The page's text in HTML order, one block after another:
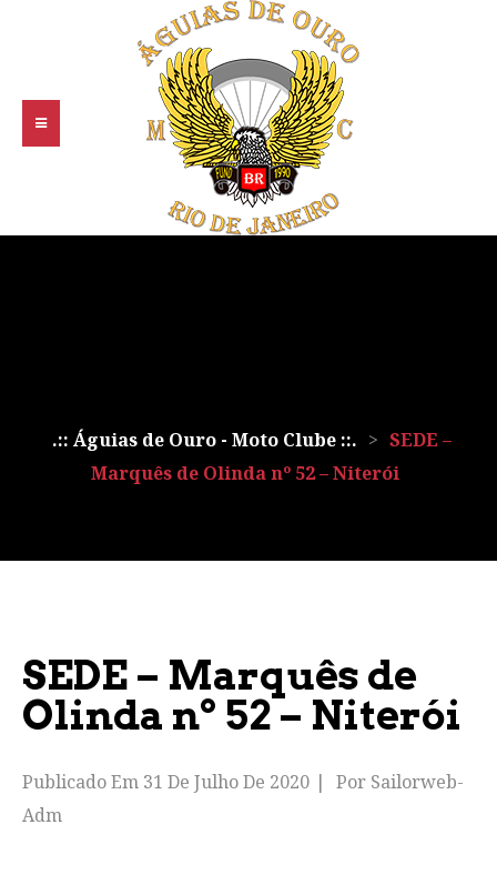
.:: Águias de Ouro - Moto Clube ::. > SEDE –
Marquês de Olinda nº 52 – Niterói
SEDE – Marquês de
Olinda nº 52 – Niterói
Publicado Em 31 De Julho De 2020 Por Sailorweb-
Adm